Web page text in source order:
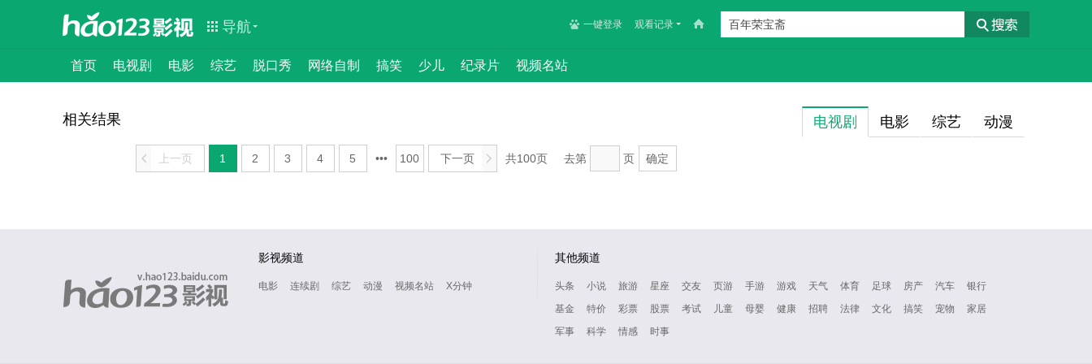
导航 一键登录 观看记录
首页 电视剧 电影 综艺 脱口秀 网络自制 搞笑 少儿 纪录片 视频名站
相关结果
上一页
< 1 2 3 4 5 ••• 100 下一页 > 共100页 去第 页 确定
电视剧 电影 综艺 动漫
影视频道
电影 连续剧 综艺 动漫 视频名站 X分钟
其他频道
头条 小说 旅游 星座 交友 页游 手游 游戏 天气 体育 足球 房产 汽车
银行
基金
特价 彩票 股票 考试 儿童 母婴 健康 招聘 法律 文化 搞笑 宠物
家居
军事
科学 情感 时事